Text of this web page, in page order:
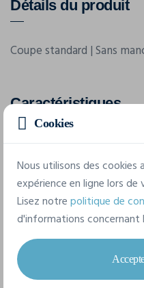
Détails du produit
Coupe standard | Sans
Caractéristiques
Marque
Build Your Brand
Référence
BY382
Grammage
270 g/m²
Cookies
Nous utilisons des cookies
expérience en ligne lors
Lisez notrepolitique de
d'informations concernant